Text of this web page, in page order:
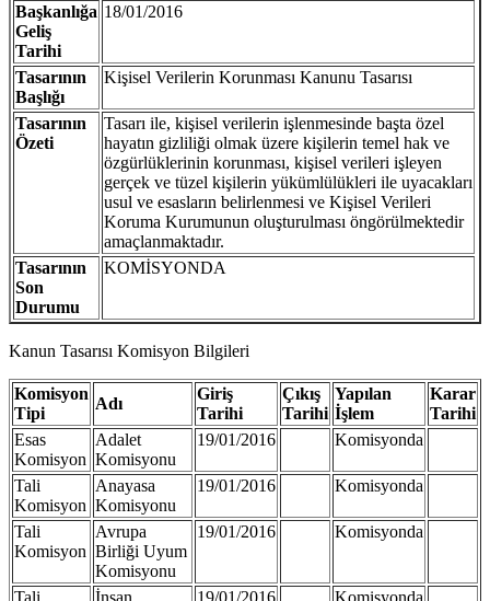
Başkanlığa
Geliş
Tarihi
18/01/2016
Tasarının
Başlığı
Kişisel Verilerin Korunması Kanunu Tasarısı
Tasarının
Özeti
Tasarı ile, kişisel verilerin işlenmesinde başta özel
hayatın gizliliği olmak üzere kişilerin temel hak ve
özgürlüklerinin korunması, kişisel verileri işleyen
gerçek ve tüzel kişilerin yükümlülükleri ile uyacakları
usul ve esasların belirlenmesi ve Kişisel Verileri
Koruma Kurumunun oluşturulması öngörülmektedir
amaçlanmaktadır.
Tasarının
Son
Durumu
KOMİSYONDA
Kanun Tasarısı Komisyon Bilgileri
Komisyon
Tipi
Adı
Giriş
Tarihi
Çıkış
Tarihi
Yapılan
İşlem
Karar
Tarihi
Esas
Komisyon
Adalet
Komisyonu
19/01/2016 Komisyonda
Tali
Komisyon
Anayasa
Komisyonu
19/01/2016 Komisyonda
Tali
Komisyon
Avrupa
Birliği Uyum
Komisyonu
19/01/2016 Komisyonda
Tali İnsan 19/01/2016 Komisyonda